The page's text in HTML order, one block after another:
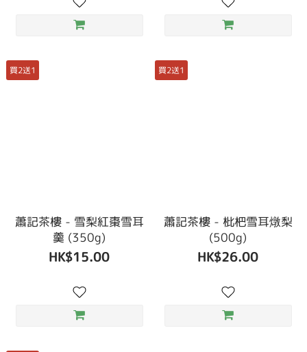
買2送1
蕭記茶樓 - 雪梨紅棗雪耳
羹 (350g)
HK$15.00
買2送1
蕭記茶樓 - 枇杷雪耳燉梨
(500g)
HK$26.00